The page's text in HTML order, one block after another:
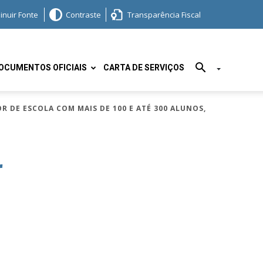
Fonte Contraste Transparência Fiscal
OFICIAIS CARTA DE SERVIÇOS
ESCOLA COM MAIS DE 100 E ATÉ 300 ALUNOS,